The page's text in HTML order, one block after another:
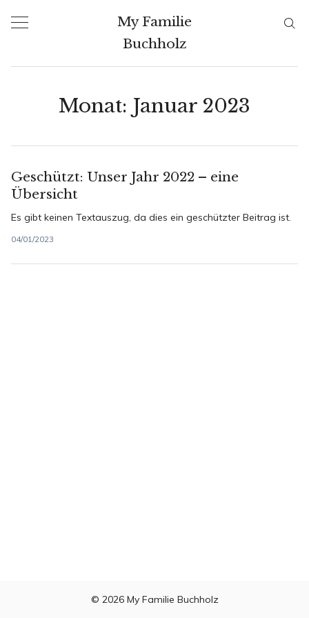
My Familie
Buchholz
Monat: Januar 2023
Geschützt: Unser Jahr 2022 – eine
Übersicht
Es gibt keinen Textauszug, da dies ein geschützter Beitrag ist.
04/01/2023
© 2026 My Familie Buchholz